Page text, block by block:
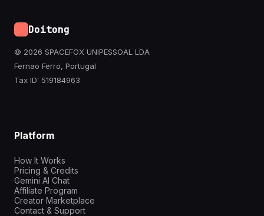
Doitong
© 2026 SPACEFOX UNIPESSOAL LDA
Fernao Ferro, Portugal
Tax ID: 519184963
Platform
How It Works
Pricing & Credits
Gemini AI Chat
Affiliate Program
Creator Marketplace
Contact & Support